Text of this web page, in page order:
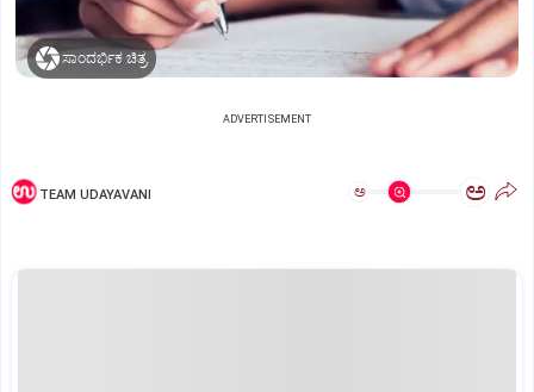
ಸಾಂದರ್ಭಿಕ ಚಿತ್ರ.
ADVERTISEMENT
TEAM UDAYAVANI ಅ ಅ